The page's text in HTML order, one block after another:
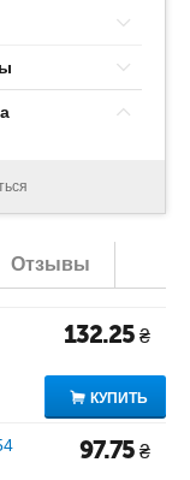
Отзывы
132.25 ₴
КУПИТЬ
97.75 ₴